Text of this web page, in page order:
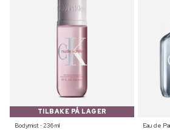
TILBAKE PÅ LAGER
Bodymist ⋅ 236 ml
Eau de